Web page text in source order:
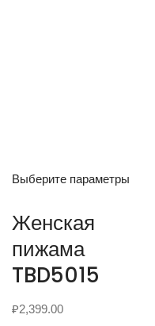
Выберите параметры
Женская
пижама
TBD5015
₽2,399.00